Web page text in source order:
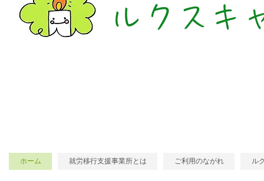
ルクスキ
ホーム 就労移行支援事業所とは ご利用のながれ ル